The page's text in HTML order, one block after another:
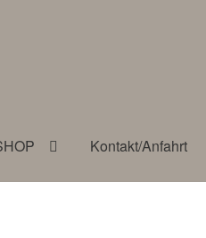
Kontakt/Anfahrt